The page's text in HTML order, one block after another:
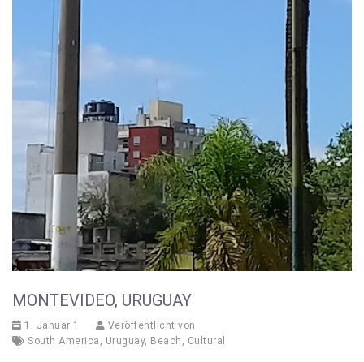
MONTEVIDEO, URUGUAY
1. Januar 1
Veröffentlicht von
South America , Uruguay, Beach , Cultural